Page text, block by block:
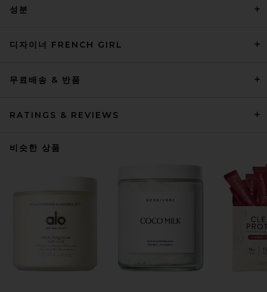
성분
디자이너 FRENCH GIRL
무료배송 & 반품
RATINGS & REVIEWS
비슷한 상품